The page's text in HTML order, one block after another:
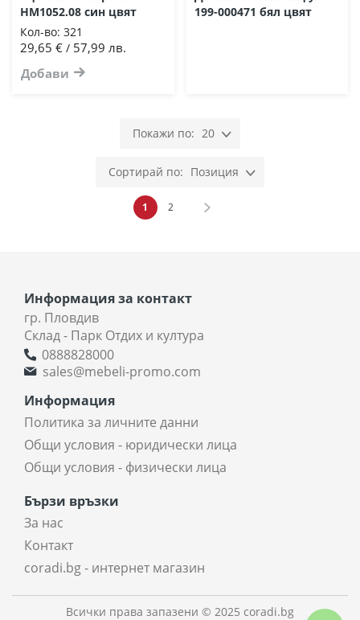
HM1052.08 син цвят
Кол-во: 321
29,65 € / 57,99 лв.
Добави
199-000471 бял цвят
20
Позиция
Страница
В момента четете страница
1 Страница
2
Информация за контакт
гр. Пловдив
Склад - Парк Отдих и култура
0888828000
sales@mebeli-promo.com
Информация
Политика за личните данни
Общи условия - юридически лица
Общи условия - физически лица
Бързи връзки
За нас
Контакт
coradi.bg - интернет магазин
Всички права запазени © 2025 coradi.bg